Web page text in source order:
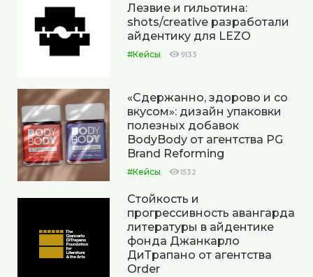
Лезвие и гильотина:
shots/creative разработали
айдентику для LEZO
#Кейсы 9133
«Сдержанно, здорово и со
вкусом»: дизайн упаковки
полезных добавок
BodyBody от агентства PG
Brand Reforming
#Кейсы 1532
Стойкость и
прогрессивность авангарда
литературы в айдентике
фонда Джанкарло
ДиТрапано от агентства
Order